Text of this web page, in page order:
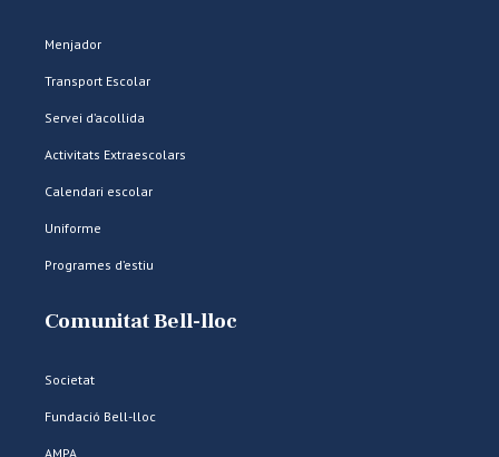
Menjador
Transport Escolar
Servei d’acollida
Activitats Extraescolars
Calendari escolar
Uniforme
Programes d’estiu
Comunitat Bell-lloc
Societat
Fundació Bell-lloc
AMPA